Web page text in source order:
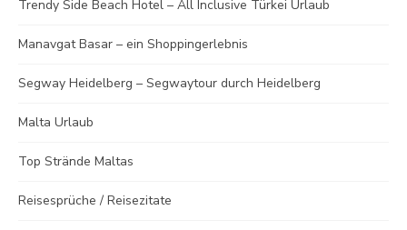
Trendy Side Beach Hotel – All Inclusive Türkei Urlaub
Manavgat Basar – ein Shoppingerlebnis
Segway Heidelberg – Segwaytour durch Heidelberg
Malta Urlaub
Top Strände Maltas
Reisesprüche / Reisezitate